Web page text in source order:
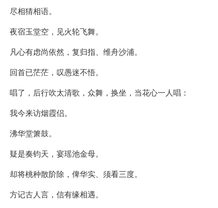
尽相猜相语。
夜宿玉堂空，见火轮飞舞。
凡心有虑尚依然，复归指、维舟沙浦。
回首已茫茫，叹愚迷不悟。
唱了，后行吹太清歌，众舞，换坐，当花心一人唱：
我今来访烟霞侣。
沸华堂箫鼓。
疑是奏钧天，宴瑶池金母。
却将桃种散阶除，俾华实、须看三度。
方记古人言，信有缘相遇。